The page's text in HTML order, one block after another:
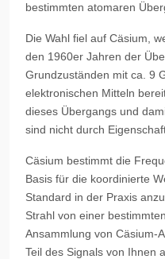
bestimmten atomaren
Die Wahl fiel auf Cäsium,
den 1960er Jahren der
Grundzuständen mit ca. 9
elektronischen Mitteln
dieses Übergangs und
sind nicht durch
Cäsium bestimmt die
Basis für die koordinierte
Standard in der Praxis
Strahl von einer
Ansammlung von Cäsium-
Teil des Signals von Ihnen